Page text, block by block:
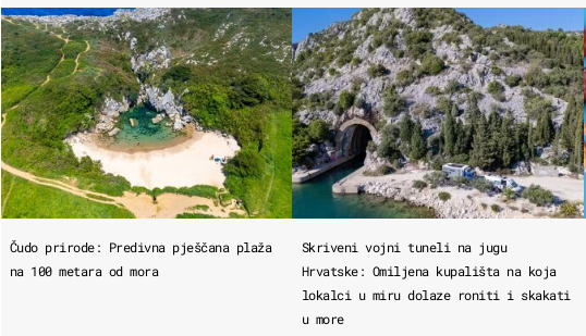
Čudo prirode: Predivna pješčana plaža
na 100 metara od mora
Skriveni vojni tuneli na jugu
Hrvatske: Omiljena kupališta na koja
lokalci u miru dolaze roniti i skakati
u more